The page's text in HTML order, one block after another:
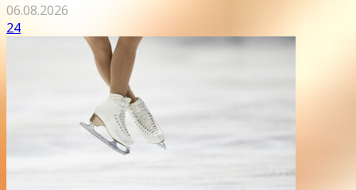
06.08.2026
24